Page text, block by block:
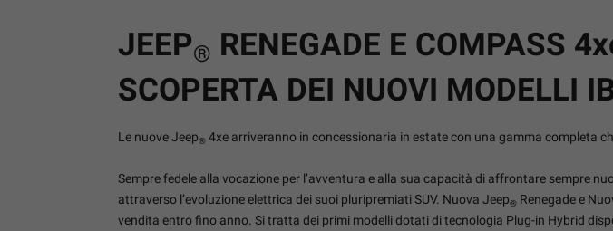
JEEP® RENEGADE E COMPASS
SCOPERTA DEI NUOVI MODELLI
Le nuove Jeep® 4xe arriveranno in concessionaria in estate con una gamma completa
Sempre fedele alla vocazione per l’avventura e alla sua capacità di affrontare sempre
attraverso l’evoluzione elettrica dei suoi pluripremiati SUV. Nuova Jeep® Renegade e
vendita entro fino anno. Si tratta dei primi modelli dotati di tecnologia Plug-in Hybrid